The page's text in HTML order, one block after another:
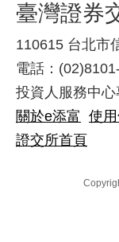
臺灣證券
110615 台北市
電話：
投資人服務中
關於e添富 使
證交所首頁